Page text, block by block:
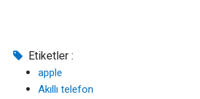
Etiketler :
apple
Akıllı telefon